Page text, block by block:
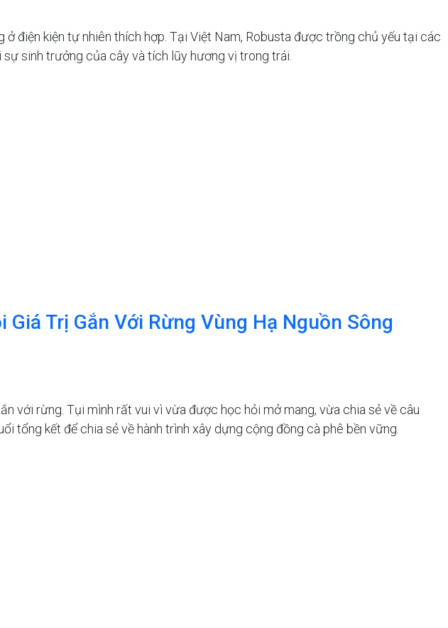
điện kiện tự nhiên thích hợp. Tại Việt Nam, Robusta được trồng chủ yếu tại các
sinh trưởng của cây và tích lũy hương vị trong trái.
Trị Gắn Với Rừng Vùng Hạ Nguồn Sông
với rừng. Tụi mình rất vui vì vừa được học hỏi mở mang, vừa chia sẻ về câu
tổng kết để chia sẻ về hành trình xây dựng cộng đồng cà phê bền vững.